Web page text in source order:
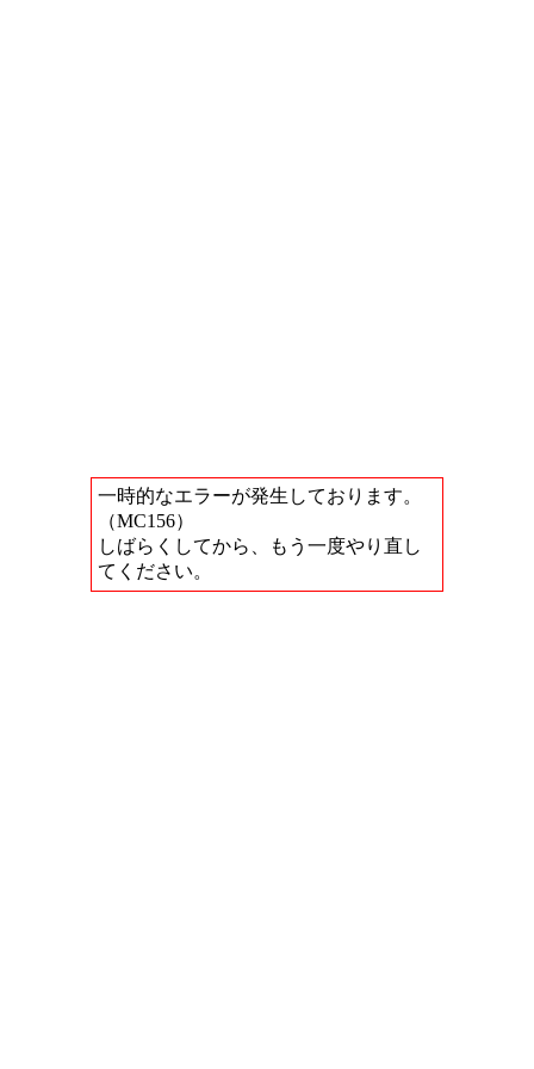
一時的なエラーが発生しております。
（MC156）
しばらくしてから、もう一度やり直し
てください。